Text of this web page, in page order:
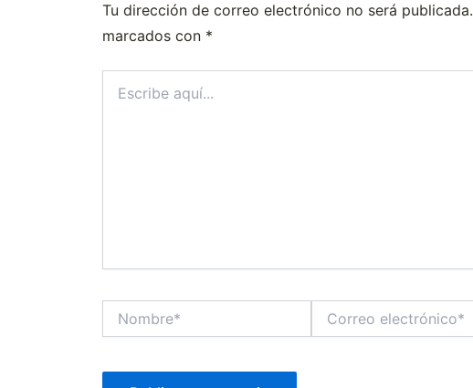
Tu dirección de correo electrónico no será publicada.
marcados con *
aquí...
electrónico*